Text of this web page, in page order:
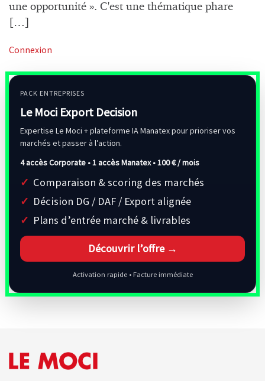
une opportunité ». C'est une thématique phare
[…]
Connexion
PACK ENTREPRISES
Le Moci Export Decision
Expertise Le Moci + plateforme IA Manatex pour prioriser vos
marchés et passer à l’action.
4 accès Corporate • 1 accès Manatex •100 € / mois
Comparaison & scoring des marchés
Décision DG / DAF / Export alignée
Plans d’entrée marché & livrables
Découvrir l’offre →
Activation rapide • Facture immédiate